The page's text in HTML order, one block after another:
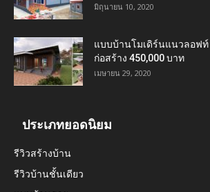
มิถุนายน 10, 2020
แบบบ้านโมเดิร์นแนวลอฟท์
ก่อสร้าง 450,000 บาท
เมษายน 29, 2020
ประเภทยอดนิยม
รีวิวสร้างบ้าน
รีวิวบ้านชั้นเดียว